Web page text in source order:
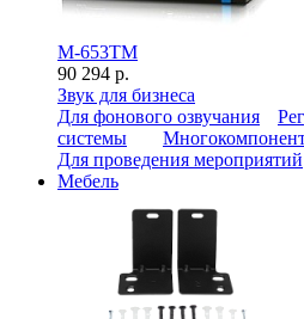
M-653TM
90 294 р.
Звук для бизнеса
Для фонового озвучания
системы
Для проведения мероприятий
Мебель